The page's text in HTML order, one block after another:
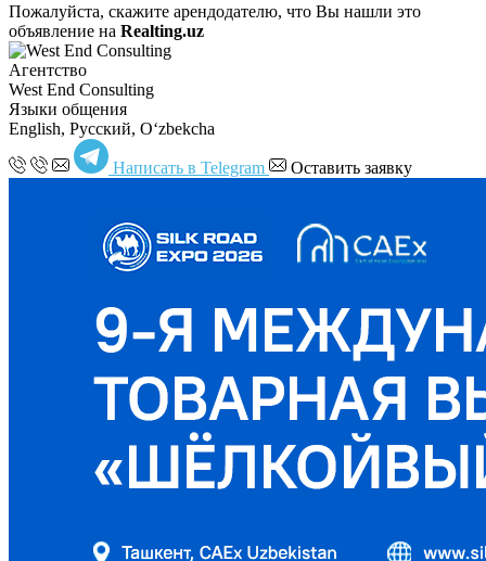
Пожалуйста, скажите арендодателю, что Вы нашли это
объявление на Realting.uz
Агентство
West End Consulting
Языки общения
English, Русский, Oʻzbekcha
Написать в Telegram Оставить заявку